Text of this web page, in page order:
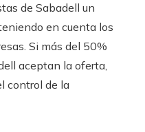
de Sabadell un
en cuenta los
Si más del 50%
aceptan la oferta,
control de la